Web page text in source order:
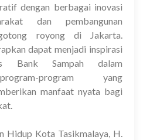
dengan berbagai inovasi
dan pembangunan
royong di Jakarta.
dapat menjadi inspirasi
Bank Sampah dalam
program yang
manfaat nyata bagi
Hidup Kota Tasikmalaya, H.